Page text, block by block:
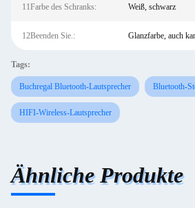
11Farbe des Schranks: Weiß, schwarz
12Beenden Sie.: Glanzfarbe, auch
Tags:
Buchregal Bluetooth-Lautsprecher Bluetooth-
HIFI-Wireless-Lautsprecher
Ähnliche Produkte